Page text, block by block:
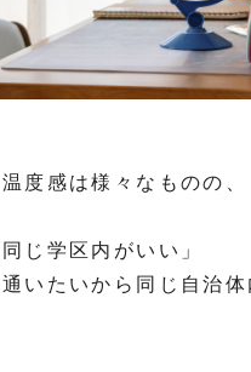
度感は様々なものの、
じ学区内がいい」
通いたいから同じ自治体